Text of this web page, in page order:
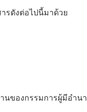
รดังต่อไปนี้มาด้วย
นของกรรมการผู้มีอำน